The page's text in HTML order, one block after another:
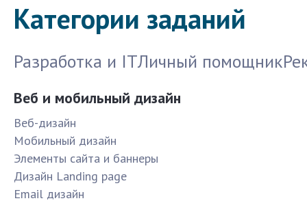
Категории заданий
Разработка и ITЛичный помощник
Веб и мобильный дизайн
Веб-дизайн
Мобильный дизайн
Элементы сайта и баннеры
Дизайн Landing page
Email дизайн